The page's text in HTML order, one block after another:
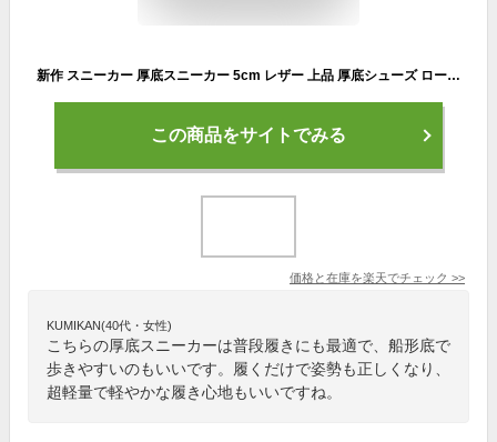
新作 スニーカー 厚底スニーカー 5cm レザー 上品 厚底シューズ ローファー 超軽量 船型底 姿勢矯正 歩きやすい お洒落 個性 可愛い 日常使い 作業靴 看護師 婦人靴 春 夏 秋 冬 送料無料
この商品をサイトでみる
価格と在庫を楽天でチェック >>
KUMIKAN(40代・女性)
こちらの厚底スニーカーは普段履きにも最適で、船形底で
歩きやすいのもいいです。履くだけで姿勢も正しくなり、
超軽量で軽やかな履き心地もいいですね。